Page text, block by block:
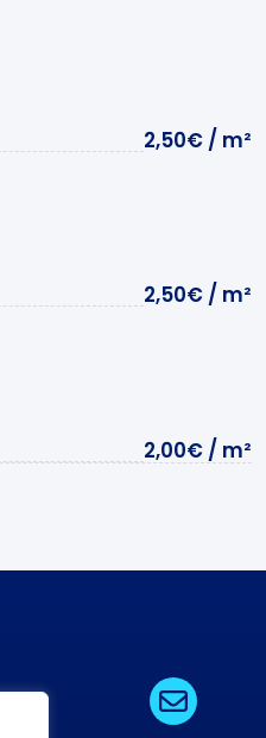
2,50€ / m²
2,50€ / m²
2,00€ / m²